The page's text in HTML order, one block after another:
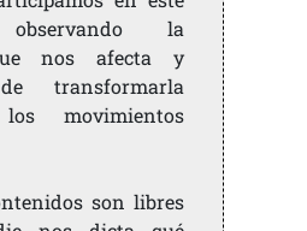
observando la
nos afecta y
transformarla
movimientos
son libres